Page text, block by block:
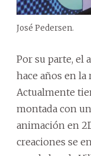
José Pedersen.
Por su parte, el
hace años en
Actualmente
montada con
animación en
creaciones se